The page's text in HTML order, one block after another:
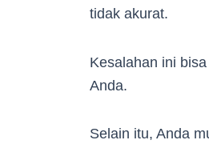
tidak akurat.
Kesalahan ini
Anda.
Selain itu, Anda